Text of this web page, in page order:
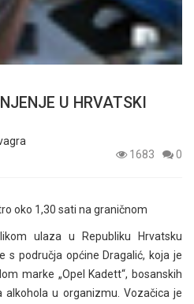
U HRVATSKI
1683
0
oko 1,30 sati na graničnom
ulaza u Republiku Hrvatsku
s područja općine Dragalić, koja je
marke „Opel Kadett“, bosanskih
u organizmu. Vozačica je